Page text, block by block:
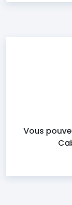
Vous